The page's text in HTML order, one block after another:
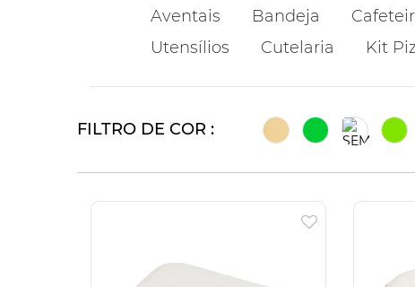
Aventais Bandeja
Utensílios
Cutelaria Kit
FILTRO DE COR :